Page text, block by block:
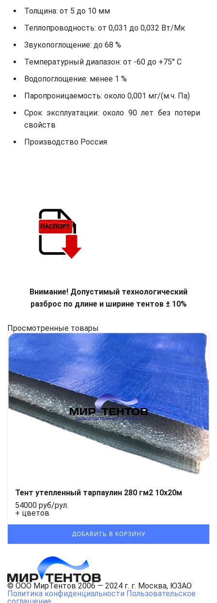
Толщина: от 5 до 10 мм
Теплопроводность: от 0,031 до 0,032 Вт/Мк
Звукопоглощение: до 68 %
Температурный диапазон: от -60 до +75° С
Водопоглощение: менее 1 %
Паропроницаемость: около 0,001 мг/(м.ч. Па)
Срок эксплуатации: около 90 лет без потери
свойств
Производство Россия
Внимание! Допустимый технологический
разброс по длине и ширине тентов ± 10%
Просмотренные товары
Тент утепленный тарпаулин 280 гм2 10х20м
54000 руб/рул.
+ цветов
© ООО МирТентов 2006 — 2024 г. г. Москва, ЮЗАО
Политика конфиденциальности Пользовательское